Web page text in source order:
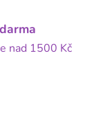
nad 1500 Kč